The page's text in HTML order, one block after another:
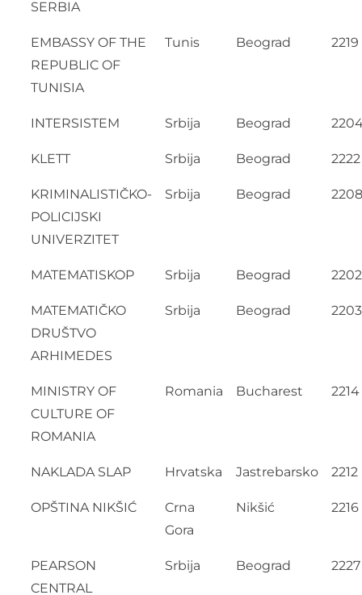
SERBIA
EMBASSY OF THE
REPUBLIC OF
TUNISIA
Tunis Beograd 2219
INTERSISTEM Srbija Beograd
KLETT Srbija Beograd 2222
KRIMINALISTIČKO-
POLICIJSKI
UNIVERZITET
Srbija Beograd 2208
MATEMATISKOP Srbija Beograd 2202
MATEMATIČKO
DRUŠTVO
ARHIMEDES
Srbija Beograd 2203
MINISTRY OF
CULTURE OF
ROMANIA
Romania Bucharest 2214
NAKLADA SLAP Hrvatska Jastrebarsko 2212
OPŠTINA NIKŠIĆ
Crna
Gora
Nikšić 2216
PEARSON
CENTRAL
Srbija Beograd 2227